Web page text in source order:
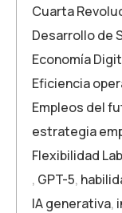
Cuarta
Desarrollo de
Economía
Eficiencia
Empleos del
estrategia
Flexibilidad
, GPT-5,
IA generativa,